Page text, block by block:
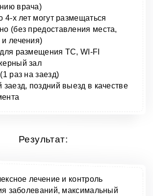
врача)
4-х лет могут размещаться
(без предоставления места,
и лечения)
размещения ТС, WI-FI
зал
раз на заезд)
заезд, поздний выезд в качестве
Результат:
лечение и контроль
заболеваний, максимальный